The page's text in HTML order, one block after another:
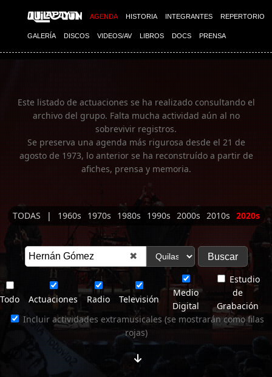
AGENDA HISTORIA INTEGRANTES REPERTORIO
GALERÍA DISCOS VIDEOS/AV LIBROS DOCS PRENSA
Imagen 01
Este listado de actuaciones se ha realizado consultando el
archivo del grupo. Falta mucha actividad aún al no
sobrevivir registros.
Se preserva una agenda más rigurosa desde el 21 de
agosto de 1973, lo anterior se ha reconstruído a partir de
afiches, prensa y memoria.
TODAS | 1960s 1970s 1980s 1990s 2000s 2010s 2020s
✖
Todo Actuaciones Radio Televisión
Medio
Digital
Estudio
de
Grabación
Incluir actividades extramusicales (se mostrarán como filas
rojas)